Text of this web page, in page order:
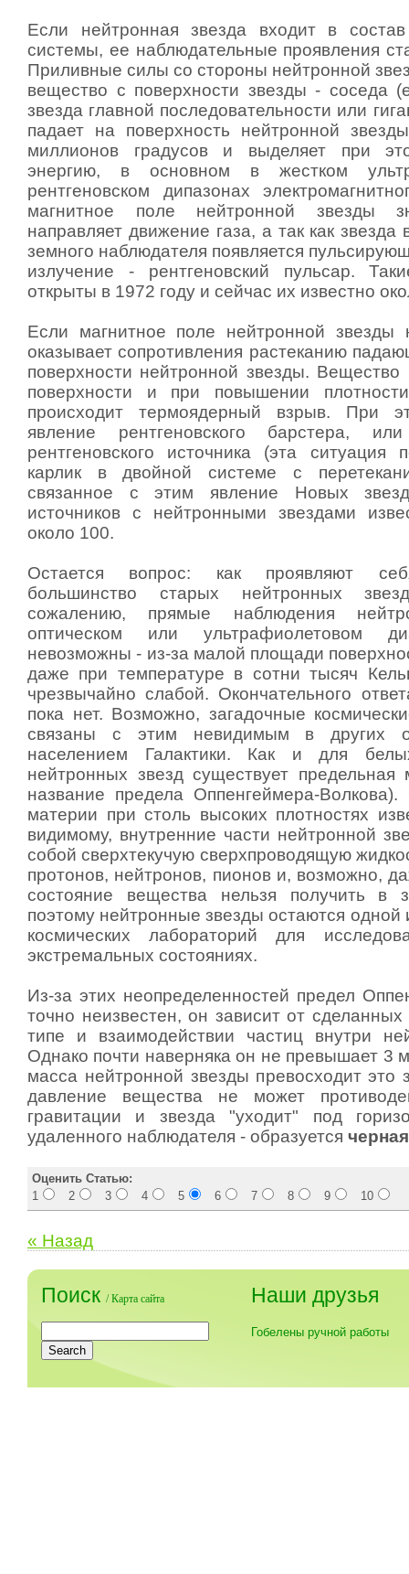
Если нейтронная звезда входит в
системы, ее наблюдательные проявления
Приливные силы со стороны нейтронной
вещество с поверхности звезды - соседа
звезда главной последовательности или
падает на поверхность нейтронной
миллионов градусов и выделяет при
энергию, в основном в жестком
рентгеновском дипазонах
магнитное поле нейтронной звезды
направляет движение газа, а так как звезда
земного наблюдателя появляется
излучение - рентгеновский пульсар.
открыты в 1972 году и сейчас их известно
Если магнитное поле нейтронной звезды
оказывает сопротивления растеканию
поверхности нейтронной звезды. Вещество
поверхности и при повышении
происходит термоядерный взрыв. При
явление рентгеновского барстера,
рентгеновского источника (эта
карлик в двойной системе с
связанное с этим явление Новых
источников с нейтронными звездами
около 100.
Остается вопрос: как проявляют
большинство старых нейтронных
сожалению, прямые наблюдения
оптическом или ультрафиолетовом
невозможны - из-за малой площади
даже при температуре в сотни тысяч
чрезвычайно слабой. Окончательного
пока нет. Возможно, загадочные
связаны с этим невидимым в других
населением Галактики. Как и для
нейтронных звезд существует
название предела Оппенгеймера-
материи при столь высоких плотностях
видимому, внутренние части нейтронной
собой сверхтекучую сверхпроводящую
протонов, нейтронов, пионов и, возможно,
состояние вещества нельзя получить в
поэтому нейтронные звезды остаются одной
космических лабораторий для
экстремальных состояниях.
Из-за этих неопределенностей предел
точно неизвестен, он зависит от
типе и взаимодействии частиц внутри
Однако почти наверняка он не превышает 3
масса нейтронной звезды превосходит это
давление вещества не может
гравитации и звезда "уходит" под
удаленного наблюдателя - образуется
Оценить Статью:
1
2 3 4 5 6 7 8 9 10
« Назад
Поиск /Карта сайта Наши друзья
Гобелены ручной работы